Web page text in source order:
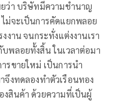
ว่า บริษัทมีความชำนาญ
ม่จะเป็นการคัดแยกพลอย
งาน จนกระทั่งแต่งงานเรา
บพลอยทั้งสิ้น ในเวลาต่อมา
รขายใหม่ เป็นการนำ
จึงทดลองทำตัวเรือนทอง
สินค้า ด้วยความที่เป็นผู้